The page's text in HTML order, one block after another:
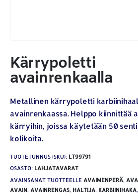
Kärrypoletti
avainrenkaalla
Metallinen kärrypoletti
avainrenkaassa. Helppo kiinnittää
kärryihin, joissa käytetään 50
kolikoita.
TUOTETUNNUS (SKU): LT99791
OSASTO: LAHJATAVARAT
AVAINSANAT TUOTTEELLE AVAIMENPERÄ,
AVAIN, AVAINRENGAS, HALTIJA, KARBIINIHAKA,